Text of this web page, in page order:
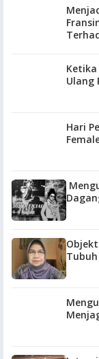
Ulang
Hari